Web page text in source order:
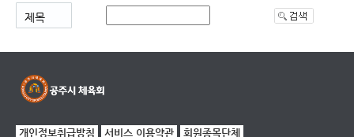
개인정보취급방침 서비스 이용약관 회원종목단체